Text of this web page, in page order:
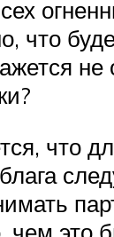
что
не
что